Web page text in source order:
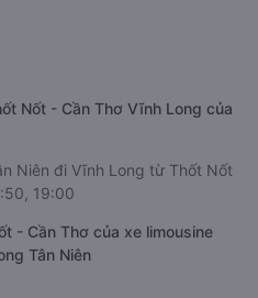
Nốt - Cần Thơ Vĩnh Long của
Niên đi Vĩnh Long từ Thốt Nốt
19:00
- Cần Thơ của xe limousine
Tân Niên